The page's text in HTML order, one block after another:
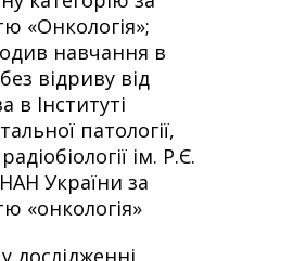
«Онкологія»;
навчання в
відриву від
в Інституті
патології,
ім. Р.Є.
України за
«онкологія»
дослідженні